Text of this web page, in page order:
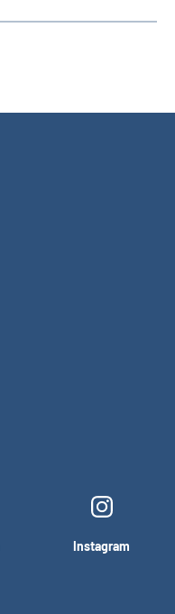
Instagram